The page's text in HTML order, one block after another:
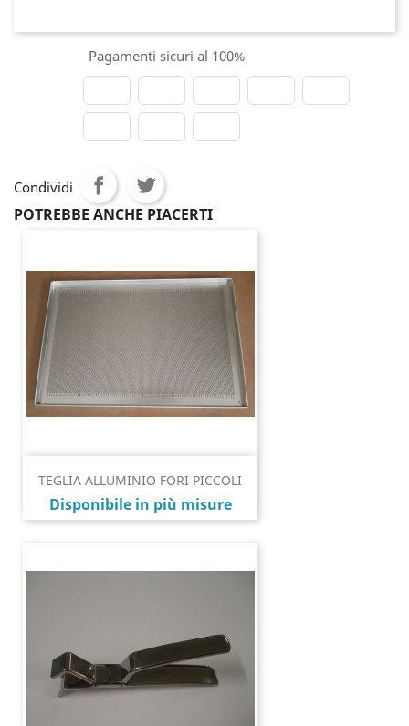
Pagamenti sicuri al 100%
Condividi
POTREBBE ANCHE PIACERTI
TEGLIA ALLUMINIO FORI PICCOLI
Prezzo
Disponibile in più misure